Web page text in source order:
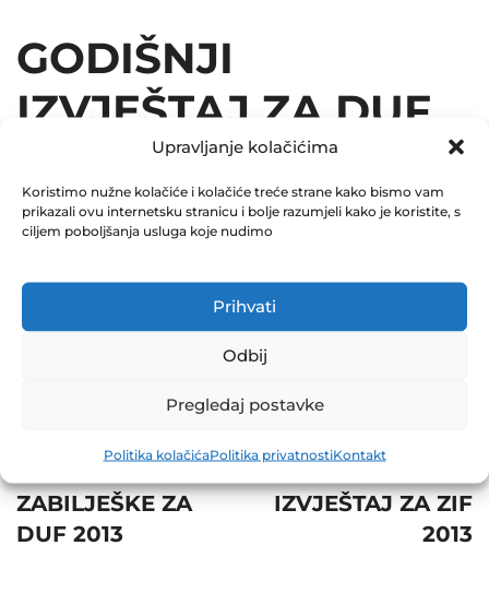
Upravljanje kolačićima
Koristimo nužne kolačiće i kolačiće treće strane kako bismo vam
prikazali ovu internetsku stranicu i bolje razumjeli kako je koristite, s
ciljem poboljšanja usluga koje nudimo
Prihvati
Odbij
Pregledaj postavke
Politika kolačićaPolitika privatnostiKontakt
GODIŠNJI
IZVJEŠTAJ ZA DUF
December 31, 2013
0 Comments
Share
navigation
ZABILJEŠKE ZA
DUF 2013
IZVJEŠTAJ ZA ZIF
2013